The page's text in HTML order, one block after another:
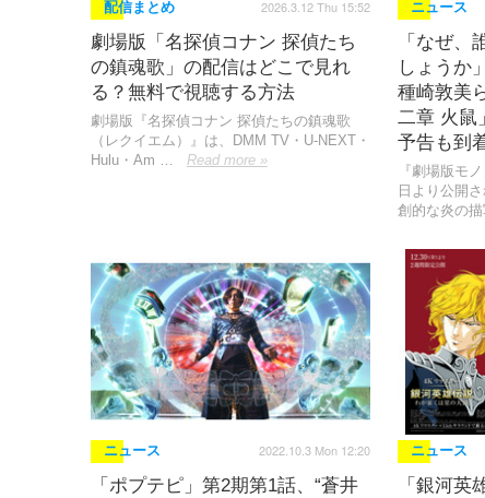
配信まとめ 2026.3.12 Thu 15:52
劇場版「名探偵コナン 探偵たち
の鎮魂歌」の配信はどこで見れ
る？無料で視聴する方法
劇場版『名探偵コナン 探偵たちの鎮魂歌
（レクイエム）』は、DMM TV・U-NEXT・
Hulu・Am …
Read more »
ニュース
「なぜ、
しょうか
種崎敦美
二章 火
予告も到
『劇場版モ
日より公開
創的な炎の
ニュース 2022.10.3 Mon 12:20
「ポプテピ」第2期第1話、“蒼井
ニュース
「銀河英